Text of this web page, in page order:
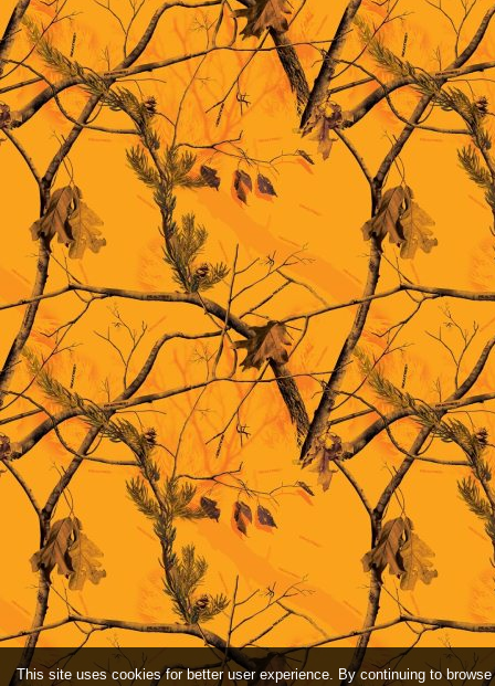
This site uses cookies for better user experience. By continuing to